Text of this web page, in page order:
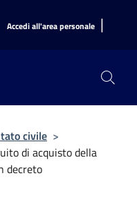
Accedi all'area personale |
civile >
di acquisto della
decreto